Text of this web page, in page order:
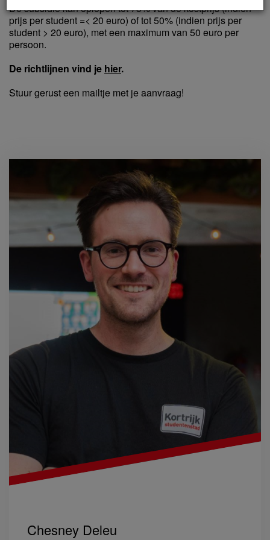
De subsidie kan oplopen tot 75% van de kostprijs (indien
prijs per student =< 20 euro) of tot 50% (indien prijs per
student > 20 euro), met een maximum van 50 euro per
persoon.
De richtlijnen vind je hier.
Stuur gerust een mailtje met je aanvraag!
Chesney Deleu